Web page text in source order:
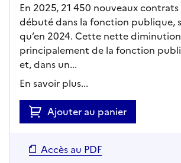
En 2025, 21 450 nouveaux
débuté dans la fonction publique,
qu’en 2024. Cette nette
principalement de la fonction
et, dans un...
En savoir plus...
Ajouter au panier
Accès au PDF